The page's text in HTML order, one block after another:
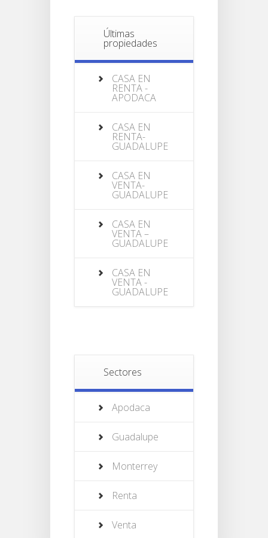
Últimas
propiedades
CASA EN
RENTA -
APODACA
CASA EN
RENTA-
GUADALUPE
CASA EN
VENTA-
GUADALUPE
CASA EN
VENTA –
GUADALUPE
CASA EN
VENTA -
GUADALUPE
Sectores
Apodaca
Guadalupe
Monterrey
Renta
Venta